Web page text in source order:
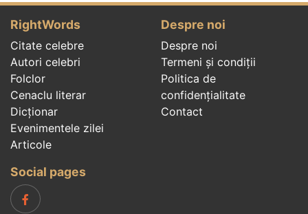
RightWords
Citate celebre
Autori celebri
Folclor
Cenaclu literar
Dicționar
Evenimentele zilei
Articole
Despre noi
Despre noi
Termeni și condiții
Politica de
confidenţialitate
Contact
Social pages